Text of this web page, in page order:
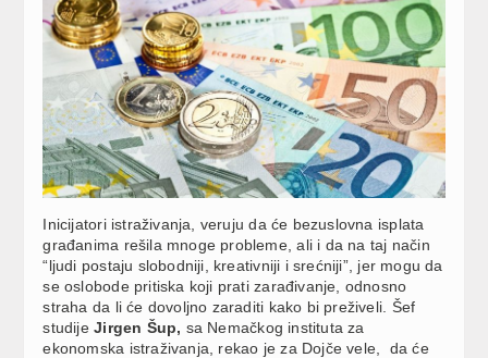
Inicijatori istraživanja, veruju da će bezuslovna isplata
građanima rešila mnoge probleme, ali i da na taj način
“ljudi postaju slobodniji, kreativniji i srećniji”, jer mogu da
se oslobode pritiska koji prati zarađivanje, odnosno
straha da li će dovoljno zaraditi kako bi preživeli. Šef
studijeJirgen Šup, sa Nemačkog instituta za
ekonomska istraživanja, rekao je za Dojče vele, da će